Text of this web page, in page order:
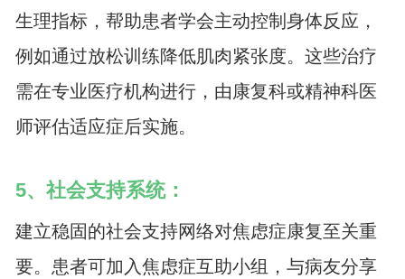
生理指标，帮助患者学会主动控制身体反应，
例如通过放松训练降低肌肉紧张度。这些治疗
需在专业医疗机构进行，由康复科或精神科医
师评估适应症后实施。
5、社会支持系统：
建立稳固的社会支持网络对焦虑症康复至关重
要。患者可加入焦虑症互助小组，与病友分享